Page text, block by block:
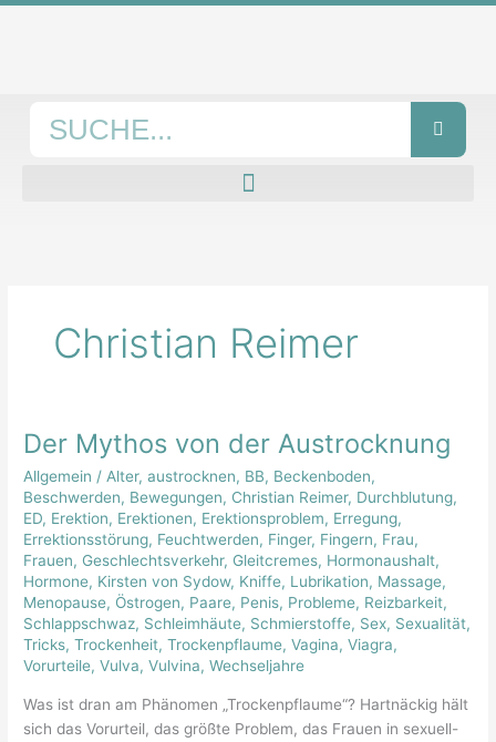
Zum
Christian Reimer
Der Mythos von der Austrocknung
Allgemein / Alter,austrocknen, BB, Beckenboden,
Beschwerden, Bewegungen, Christian Reimer, Durchblutung,
ED, Erektion, Erektionen, Erektionsproblem, Erregung,
Errektionsstörung, Feuchtwerden, Finger, Fingern, Frau,
Frauen, Geschlechtsverkehr, Gleitcremes, Hormonaushalt,
Hormone, Kirsten von Sydow, Kniffe, Lubrikation, Massage,
Menopause, Östrogen, Paare, Penis, Probleme, Reizbarkeit,
Schlappschwaz, Schleimhäute, Schmierstoffe, Sex, Sexualität,
Tricks,Trockenheit,Trockenpflaume,Vagina,Viagra,
Vorurteile,Vulva,Vulvina,Wechseljahre
Was ist dran am Phänomen „Trockenpflaume“? Hartnäckig hält
sich das Vorurteil, das größte Problem, das Frauen in sexuell-
Der
von
der
Austrocknung